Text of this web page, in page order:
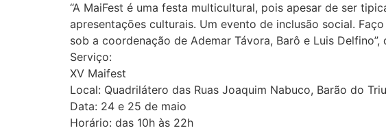
“A MaiFest é uma festa multicultural, pois apesar de ser
apresentações culturais. Um evento de inclusão social.
sob a coordenação de Ademar Távora, Barô e Luis Delfino”,
Serviço:
XV Maifest
Local: Quadrilátero das Ruas Joaquim Nabuco, Barão do
Data: 24 e 25 de maio
Horário: das 10h às 22h